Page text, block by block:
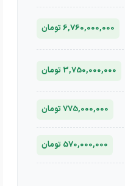
6,760,000,000 تومان
3,750,000,000 تومان
775,000,000 تومان
570,000,000 تومان